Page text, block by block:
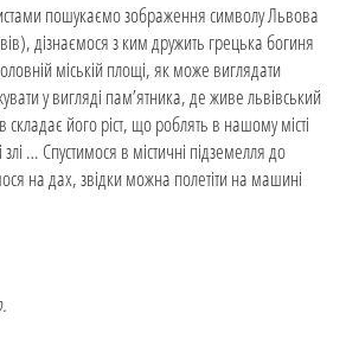
пошукаємо зображення символу Львова
дізнаємося з ким дружить грецька богиня
міській площі, як може виглядати
у вигляді пам’ятника, де живе львівський
складає його ріст, що роблять в нашому місті
… Спустимося в містичні підземелля до
на дах, звідки можна полетіти на машині